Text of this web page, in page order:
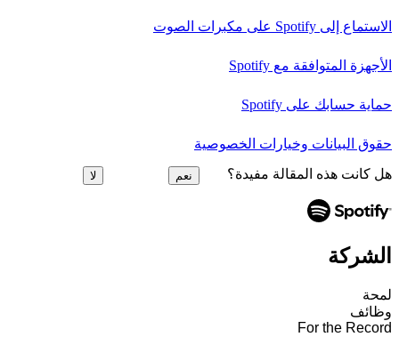
الاستماع إلى Spotify على مكبرات الصوت
الأجهزة المتوافقة مع Spotify
حماية حسابك على Spotify
حقوق البيانات وخيارات الخصوصية
هل كانت هذه المقالة مفيدة؟ نعم لا
الشركة
لمحة
وظائف
For the Record